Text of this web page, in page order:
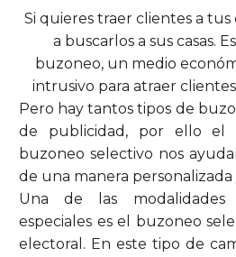
Si quieres traer clientes a tus
a buscarlos a sus casas.
buzoneo, un medio
intrusivo para atraer
Pero hay tantos tipos de
de publicidad, por ello el
buzoneo selectivo nos
de una manera personalizada
Una de las
especiales es el buzoneo
electoral. En este tipo de